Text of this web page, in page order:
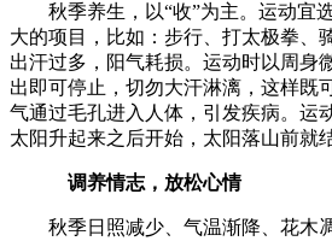
秋季养生，以“收”为主。运动宜
大的项目，比如：步行、打太极拳、
出汗过多，阳气耗损。运动时以周身
出即可停止，切勿大汗淋漓，这样既
气通过毛孔进入人体，引发疾病。运
太阳升起来之后开始，太阳落山前就
调养情志，放松心情
秋季日照减少、气温渐降、花木